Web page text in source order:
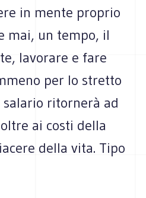
in mente proprio
mai, un tempo, il
lavorare e fare
per lo stretto
salario ritornerà ad
ai costi della
della vita. Tipo